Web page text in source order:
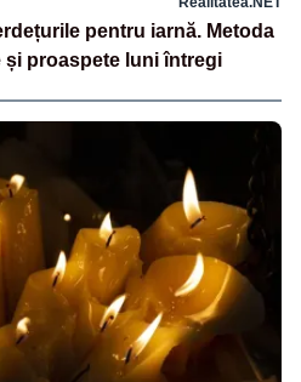
pentru iarnă. Metoda
și proaspete luni întregi